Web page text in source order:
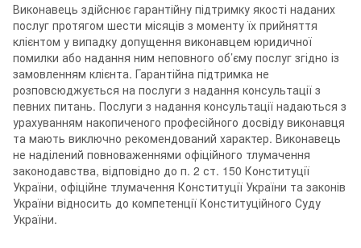
Виконавець здійснює гарантійну підтримку якості наданих
послуг протягом шести місяців з моменту їх прийняття
клієнтом у випадку допущення виконавцем юридичної
помилки або надання ним неповного об’єму послуг згідно із
замовленням клієнта. Гарантійна підтримка не
розповсюджується на послуги з надання консультації з
певних питань. Послуги з надання консультації надаються з
урахуванням накопиченого професійного досвіду виконавця
та мають виключно рекомендований характер. Виконавець
не наділений повноваженнями офіційного тлумачення
законодавства, відповідно до п. 2 ст. 150 Конституції
України, офіційне тлумачення Конституції України та законів
України відносить до компетенції Конституційного Суду
України.